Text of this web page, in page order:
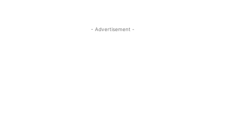
- Advertisement -